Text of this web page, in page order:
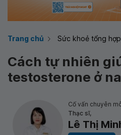
Trang chủ Sức khoẻ tổng hợp
Cách tự nhiên
testosterone ở
Cố vấn chuyên
Thạc sĩ,
Lê Thị